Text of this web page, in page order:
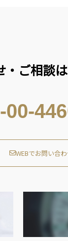
ご相談
00-
WEBでお問い合